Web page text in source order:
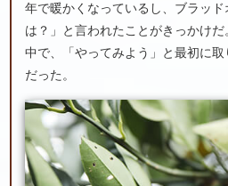
年で暖かくなっているし、ブラッ
は？」と言われたことがきっかけ
中で、「やってみよう」と最初に
だった。